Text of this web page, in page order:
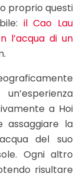
proprio questi
il Cao Lau
l’acqua di un
a Hoi
assaggiare la
del suo
Ogni altro
risultare